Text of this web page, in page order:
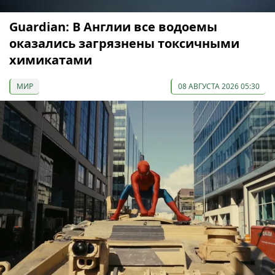
Guardian: В Англии все водоемы
оказались загрязнены токсичными
химикатами
МИР 08 АВГУСТА 2026 05:30